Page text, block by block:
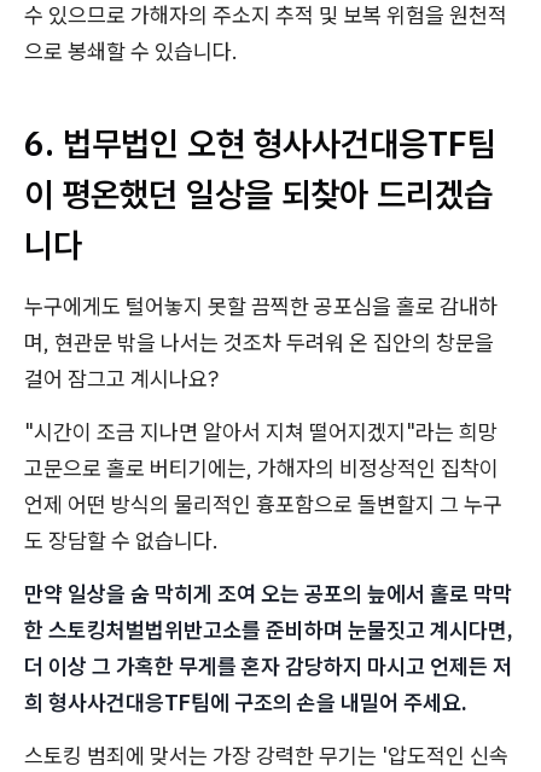
수 있으므로 가해자의 주소지 추적 및 보복 위험을 원천적
으로 봉쇄할 수 있습니다.
6. 법무법인 오현 형사사건대응TF팀
이 평온했던 일상을 되찾아 드리겠습
니다
누구에게도 털어놓지 못할 끔찍한 공포심을 홀로 감내하
며, 현관문 밖을 나서는 것조차 두려워 온 집안의 창문을
걸어 잠그고 계시나요?
"시간이 조금 지나면 알아서 지쳐 떨어지겠지"라는 희망
고문으로 홀로 버티기에는, 가해자의 비정상적인 집착이
언제 어떤 방식의 물리적인 흉포함으로 돌변할지 그 누구
도 장담할 수 없습니다.
만약 일상을 숨 막히게 조여 오는 공포의 늪에서 홀로 막막
한 스토킹처벌법위반고소를 준비하며 눈물짓고 계시다면,
더 이상 그 가혹한 무게를 혼자 감당하지 마시고 언제든 저
희 형사사건대응TF팀에 구조의 손을 내밀어 주세요.
스토킹 범죄에 맞서는 가장 강력한 무기는 '압도적인 신속